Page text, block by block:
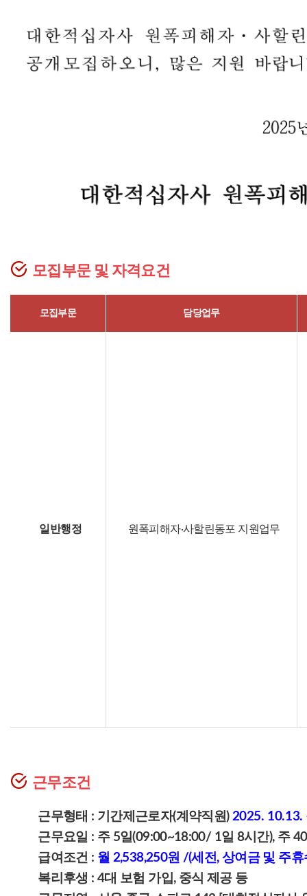
모집부문 및 자격요건
모집부문 담당업무
일반행정 원폭피해자·사할린동포 지원업무
근무조건
근무형태 : 기간제근로자(계약직원) 2025.
근무요일 : 주 5일(09:00~18:00/ 1일 8시간), 주
급여조건 : 월 2,538,250원 /(세전, 상여금 및 주휴
복리후생 : 4대 보험 가입, 중식 제공 등